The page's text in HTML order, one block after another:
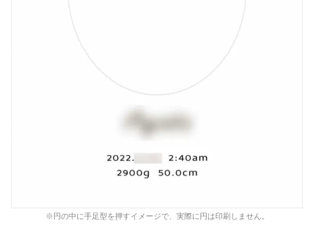
※円の中に手足型を押すイメージで、実際に円は印刷しません。